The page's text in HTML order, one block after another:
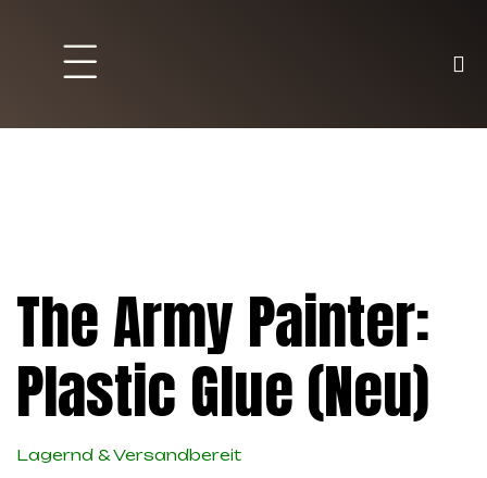
The Army Painter:
Plastic Glue (Neu)
Lagernd & Versandbereit